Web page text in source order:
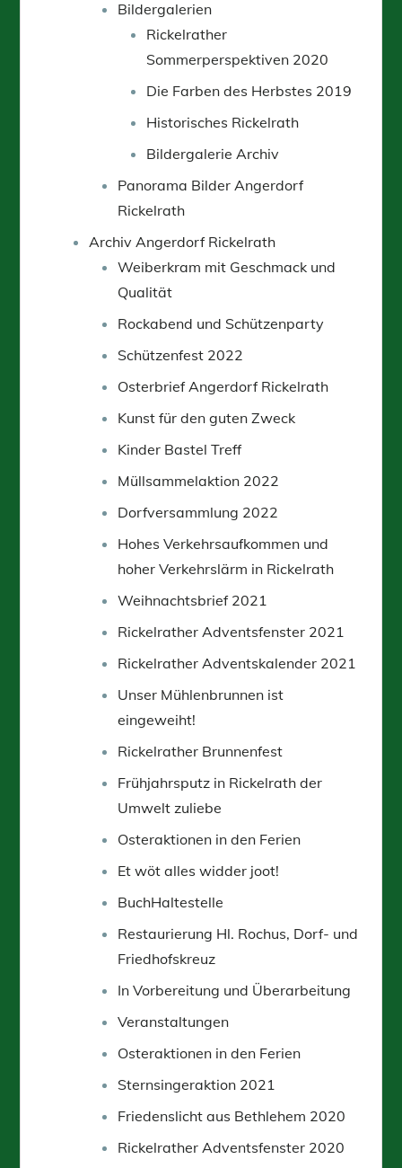
Bildergalerien
Rickelrather
Sommerperspektiven 2020
Die Farben des Herbstes 2019
Historisches Rickelrath
Bildergalerie Archiv
Panorama Bilder Angerdorf
Rickelrath
Archiv Angerdorf Rickelrath
Weiberkram mit Geschmack und
Qualität
Rockabend und Schützenparty
Schützenfest 2022
Osterbrief Angerdorf Rickelrath
Kunst für den guten Zweck
Kinder Bastel Treff
Müllsammelaktion 2022
Dorfversammlung 2022
Hohes Verkehrsaufkommen und
hoher Verkehrslärm in Rickelrath
Weihnachtsbrief 2021
Rickelrather Adventsfenster 2021
Rickelrather Adventskalender 2021
Unser Mühlenbrunnen ist
eingeweiht!
Rickelrather Brunnenfest
Frühjahrsputz in Rickelrath der
Umwelt zuliebe
Osteraktionen in den Ferien
Et wöt alles widder joot!
BuchHaltestelle
Restaurierung Hl. Rochus, Dorf- und
Friedhofskreuz
In Vorbereitung und Überarbeitung
Veranstaltungen
Osteraktionen in den Ferien
Sternsingeraktion 2021
Friedenslicht aus Bethlehem 2020
Rickelrather Adventsfenster 2020